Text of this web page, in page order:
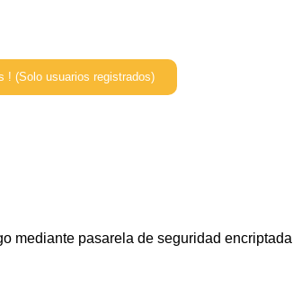
! (Solo usuarios registrados)
mediante pasarela de seguridad encriptada